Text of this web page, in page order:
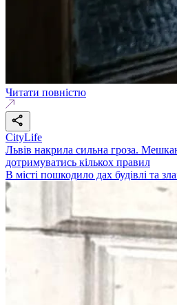
Читати повністю
CityLife
Львів накрила сильна гроза.
дотримуватись кількох правил
В місті пошкодило дах будівлі та